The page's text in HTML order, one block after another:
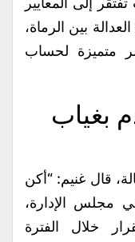
بين الرماة،
متميزة لحساب
بغياب
قال غنيم: “أكن
مجلس الإدارة،
خلال الفترة